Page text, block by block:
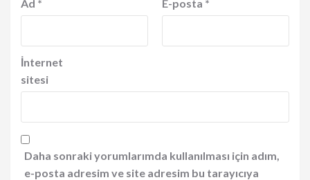
Ad * E-posta *
İnternet
sitesi
Daha sonraki yorumlarımda kullanılması için adım,
e-posta adresim ve site adresim bu tarayıcıya